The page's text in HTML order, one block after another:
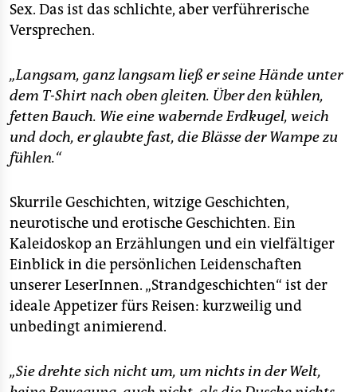
epaper login
Sex. Das ist das schlichte, aber verführerische
Versprechen.
„Langsam, ganz langsam ließ er seine Hände unter
dem T-Shirt nach oben gleiten. Über den kühlen,
fetten Bauch. Wie eine wabernde Erdkugel, weich
und doch, er glaubte fast, die Blässe der Wampe zu
fühlen.“
Skurrile Geschichten, witzige Geschichten,
neurotische und erotische Geschichten. Ein
Kaleidoskop an Erzählungen und ein vielfältiger
Einblick in die persönlichen Leidenschaften
unserer LeserInnen. „Strandgeschichten“ ist der
ideale Appetizer fürs Reisen: kurzweilig und
unbedingt animierend.
„Sie drehte sich nicht um, um nichts in der Welt,